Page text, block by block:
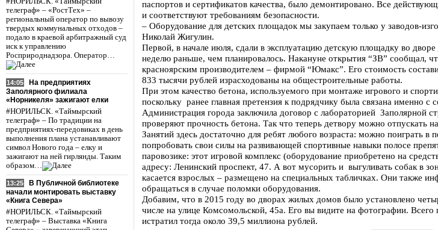
телеграф» – «РостТех» –
региональный оператор по вывозу
твердых коммунальных отходов –
подало в краевой арбитражный суд
иск к управлению
Росприроднадзора. Оператор…
14:05
На предприятиях
Заполярного филиала
«Норникеля» зажигают елки
#НОРИЛЬСК. «Таймырский
телеграф» – По традиции на
предприятиях-передовиках в день
выполнения плана устанавливают
символ Нового года – елку и
зажигают на ней гирлянды. Таким
образом…
13:25
В Публичной библиотеке
начали монтировать выставку
«Книга Севера»
#НОРИЛЬСК. «Таймырский
телеграф» – Выставка «Книга
паспортов и сертификатов качества, было демонтировано. Все
и соответствуют требованиям безопасности.
– Оборудование для детских площадок мы закупаем только у заводов-
Николай Жигулин.
Первой, в начале июля, сдали в эксплуатацию детскую площадку во
неделю раньше, чем планировалось. Накануне открытия “ЗВ” сообщал,
красноярским производителем – фирмой “Юмакс”. Его стоимость
833 тысячи рублей израсходованы на общестроительные работы.
При этом качество бетона, используемого при монтаже игрового и
поскольку ранее главная претензия к подрядчику была связана именно с
Администрация города заключила договор с лабораторией Заполярной
проверяют прочность бетона. Так что теперь детвору можно отпускать
Занятий здесь достаточно для ребят любого возраста: можно поиграть в
попробовать свои силы на развивающей спортивные навыки полосе
паровозике: этот игровой комплекс (оборудование приобретено на
адресу: Ленинский проспект, 47. А вот мусорить и выгуливать собак в
касается взрослых – размещено на специальных табличках. Они также
обращаться в случае поломки оборудования.
Добавим, что в 2015 году во дворах жилых домов было установлено
числе на улице Комсомольской, 45а. Его вы видите на фотографии.
истратил тогда около 39,5 миллиона рублей.